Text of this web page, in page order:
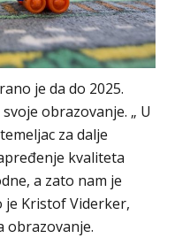
je da do 2025.
obrazovanje. „ U
za dalje
kvaliteta
a zato nam je
je Kristof Viderker,
obrazovanje.